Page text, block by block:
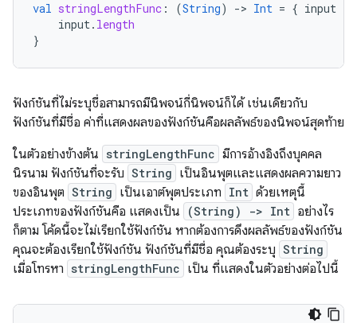
val stringLengthFunc : (String) -> Int = { input
input. length
}
ฟังก์ชันที่ไม่ระบุชื่อสามารถมีนิพจน์กี่นิพจน์ก็ได้ เช่นเดียวกับ
ฟังก์ชันที่มีชื่อ ค่าที่แสดงผลของฟังก์ชันคือผลลัพธ์ของนิพจน์สุดท้าย
ในตัวอย่างข้างต้น stringLengthFunc มีการอ้างอิงถึงบุคคล
นิรนาม ฟังก์ชันที่จะรับ String เป็นอินพุตและแสดงผลความยาว
ของอินพุต String เป็นเอาต์พุตประเภท Int ด้วยเหตุนี้
ประเภทของฟังก์ชันคือ แสดงเป็น
(String) -> Int อย่างไร
ก็ตาม โค้ดนี้จะไม่เรียกใช้ฟังก์ชัน หากต้องการดึงผลลัพธ์ของฟังก์ชัน
คุณจะต้องเรียกใช้ฟังก์ชัน ฟังก์ชันที่มีชื่อ คุณต้องระบุ String
เมื่อโทรหา stringLengthFunc เป็น ที่แสดงในตัวอย่างต่อไปนี้